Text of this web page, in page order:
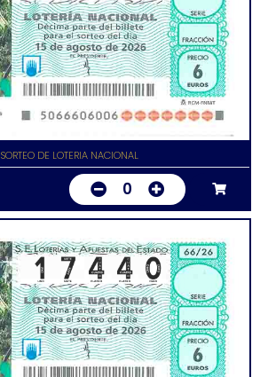
SORTEO DE LOTERIA NACIONAL
0